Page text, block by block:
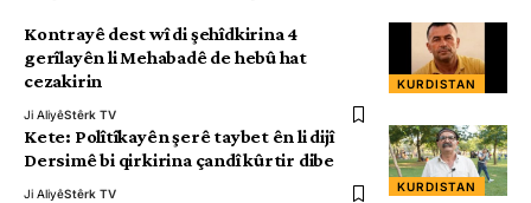
KURDISTAN
Kontrayê dest wî di şehîdkirina 4
gerîlayên li Mehabadê de hebû hat
cezakirin
Ji AliyêStêrk TV
KURDISTAN
Kete: Polîtîkayên şerê taybet ên li dijî
Dersimê bi qirkirina çandî kûrtir dibe
Ji AliyêStêrk TV